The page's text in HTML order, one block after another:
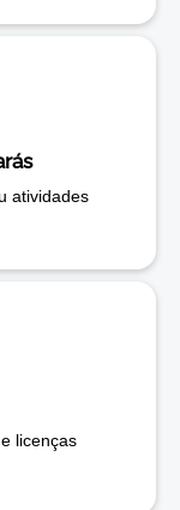
atividades
licenças